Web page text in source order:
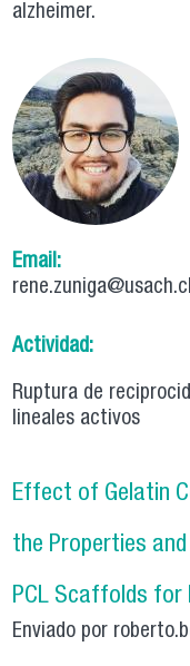
alzheimer.
Email:
rene.zuniga@usach.cl
Actividad:
Ruptura de
lineales activos
Effect of Gelatin
the Properties
PCL Scaffolds for
Enviado por